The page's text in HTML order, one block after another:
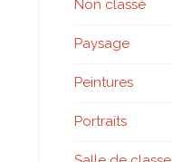
Non classé
Paysage
Peintures
Portraits